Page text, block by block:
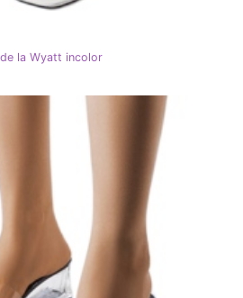
la Wyatt incolor